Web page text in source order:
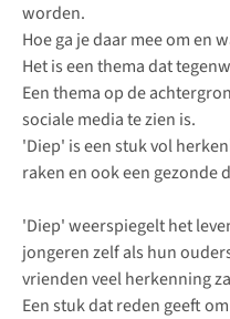
worden.
Hoe ga je daar mee om en
Het is een thema dat
Een thema op de
sociale media te zien is.
'Diep' is een stuk vol
raken en ook een gezonde
'Diep' weerspiegelt het
jongeren zelf als hun
vrienden veel herkenning
Een stuk dat reden geeft